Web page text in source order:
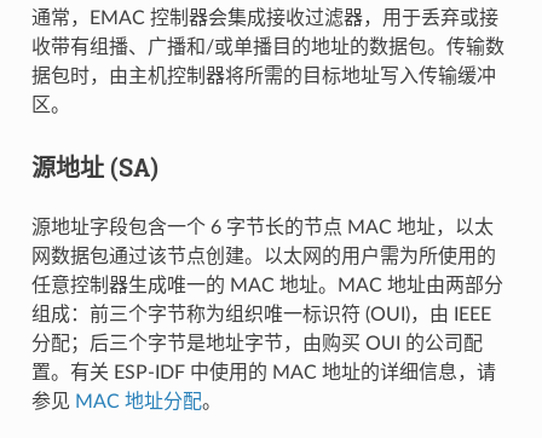
通常，EMAC 控制器会集成接收过滤器，用于丢弃或接
收带有组播、广播和/或单播目的地址的数据包。传输数
据包时，由主机控制器将所需的目标地址写入传输缓冲
区。
源地址 (SA)
源地址字段包含一个 6 字节长的节点 MAC 地址，以太
网数据包通过该节点创建。以太网的用户需为所使用的
任意控制器生成唯一的 MAC 地址。MAC 地址由两部分
组成：前三个字节称为组织唯一标识符 (OUI)，由 IEEE
分配；后三个字节是地址字节，由购买 OUI 的公司配
置。有关 ESP-IDF 中使用的 MAC 地址的详细信息，请
参见 MAC 地址分配。